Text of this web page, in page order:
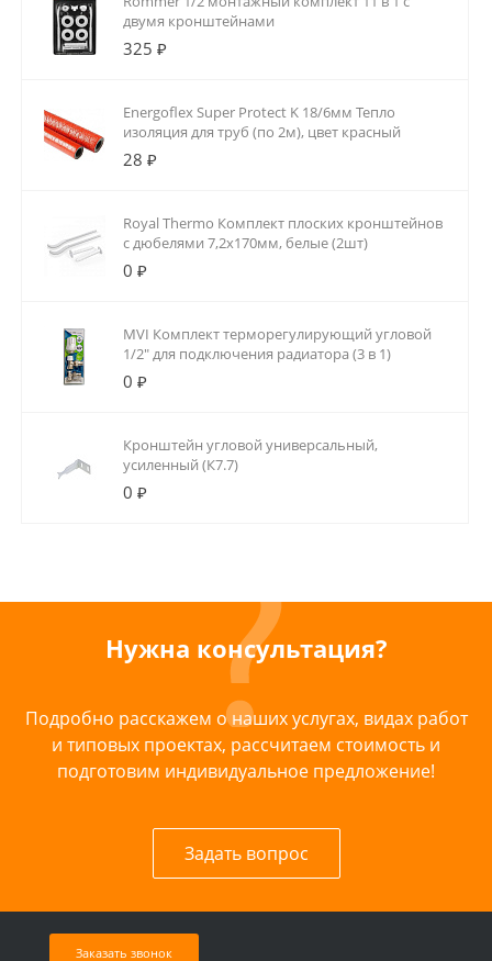
двумя кронштейнами
325 ₽
Energoflex Super Protect K 18/6мм Тепло
изоляция для труб (по 2м), цвет красный
28 ₽
Royal Thermo Комплект плоских кронштейнов
с дюбелями 7,2х170мм, белые (2шт)
0 ₽
MVI Комплект терморегулирующий угловой
1/2" для подключения радиатора (3 в 1)
0 ₽
Кронштейн угловой универсальный,
усиленный (К7.7)
0 ₽
Нужна консультация?
Подробно расскажем о наших услугах, видах работ
и типовых проектах, рассчитаем стоимость и
подготовим индивидуальное предложение!
Задать вопрос
Заказать звонок